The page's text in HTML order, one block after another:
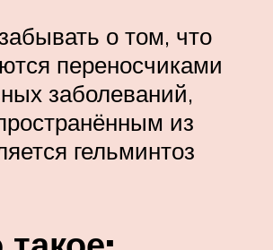
о том, что
переносчиками
заболеваний,
из
гельминтоз